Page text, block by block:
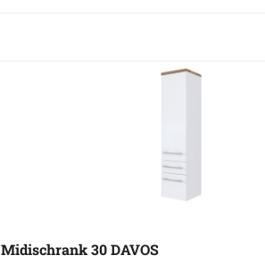
Midischrank 30 DAVOS